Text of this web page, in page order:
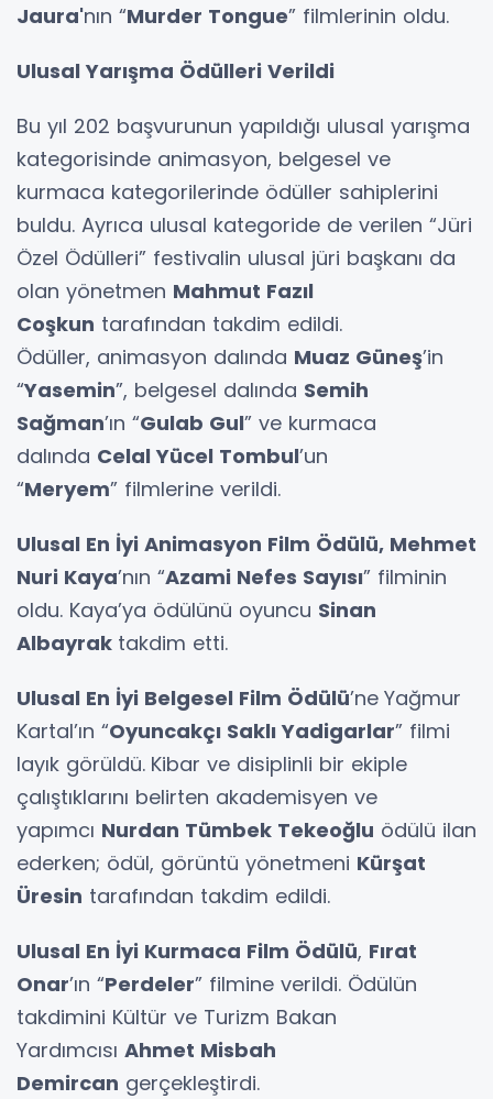
Jaura'nın “Murder Tongue” filmlerinin oldu.
Ulusal Yarışma Ödülleri Verildi
Bu yıl 202 başvurunun yapıldığı ulusal yarışma
kategorisinde animasyon, belgesel ve
kurmaca kategorilerinde ödüller sahiplerini
buldu. Ayrıca ulusal kategoride de verilen “Jüri
Özel Ödülleri” festivalin ulusal jüri başkanı da
olan yönetmen Mahmut Fazıl
Coşkun tarafından takdim edildi.
Ödüller, animasyon dalında Muaz Güneş’in
“Yasemin”, belgesel dalında Semih
Sağman’ın “Gulab Gul” ve kurmaca
dalında Celal Yücel Tombul’un
“Meryem” filmlerine verildi.
Ulusal En İyi Animasyon Film Ödülü, Mehmet
Nuri Kaya’nın “Azami Nefes Sayısı” filminin
oldu. Kaya’ya ödülünü oyuncu Sinan
Albayrak takdim etti.
Ulusal En İyi Belgesel Film Ödülü’ne Yağmur
Kartal’ın “Oyuncakçı Saklı Yadigarlar” filmi
layık görüldü. Kibar ve disiplinli bir ekiple
çalıştıklarını belirten akademisyen ve
yapımcı Nurdan Tümbek Tekeoğlu ödülü ilan
ederken; ödül, görüntü yönetmeni Kürşat
Üresin tarafından takdim edildi.
Ulusal En İyi Kurmaca Film Ödülü, Fırat
Onar’ın “Perdeler” filmine verildi. Ödülün
takdimini Kültür ve Turizm Bakan
Yardımcısı Ahmet Misbah
Demircan gerçekleştirdi.